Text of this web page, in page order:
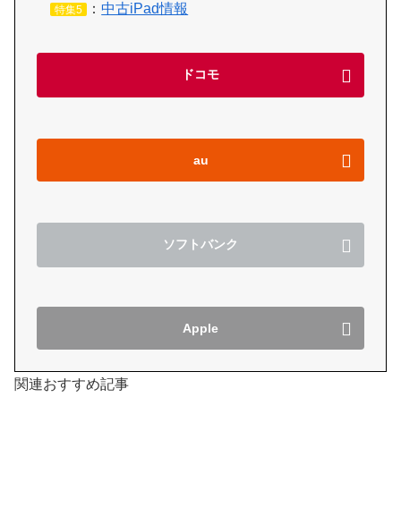
特集5 ：中古iPad情報
ドコモ
au
ソフトバンク
Apple
関連おすすめ記事